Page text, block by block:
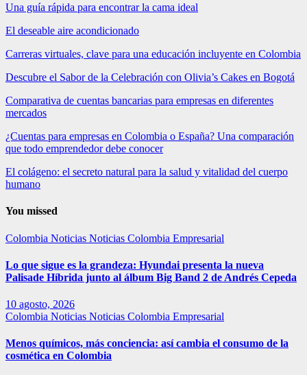
Una guía rápida para encontrar la cama ideal
El deseable aire acondicionado
Carreras virtuales, clave para una educación incluyente en Colombia
Descubre el Sabor de la Celebración con Olivia’s Cakes en Bogotá
Comparativa de cuentas bancarias para empresas en diferentes
mercados
¿Cuentas para empresas en Colombia o España? Una comparación
que todo emprendedor debe conocer
El colágeno: el secreto natural para la salud y vitalidad del cuerpo
humano
You missed
Colombia Noticias Noticias Colombia Empresarial
Lo que sigue es la grandeza: Hyundai presenta la nueva
Palisade Híbrida junto al álbum Big Band 2 de Andrés Cepeda
10 agosto, 2026
Colombia Noticias Noticias Colombia Empresarial
Menos químicos, más conciencia: así cambia el consumo de la
cosmética en Colombia